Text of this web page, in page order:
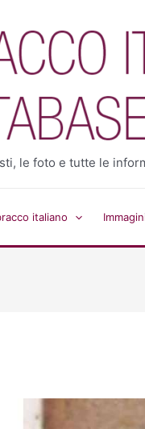
le foto e tutte le
italiano